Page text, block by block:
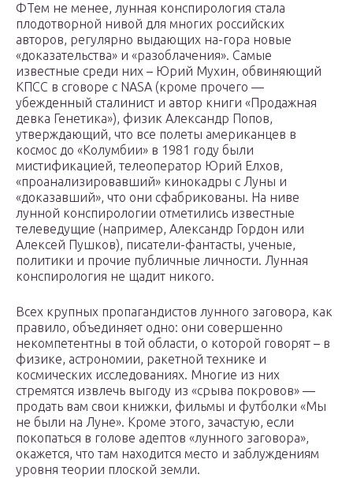
ФТем не менее, лунная конспирология стала
плодотворной нивой для многих российских
авторов, регулярно выдающих на-гора новые
«доказательства» и «разоблачения». Самые
известные среди них – Юрий Мухин, обвиняющий
КПСС в сговоре с NASA (кроме прочего —
убежденный сталинист и автор книги «Продажная
девка Генетика»), физик Александр Попов,
утверждающий, что все полеты американцев в
космос до «Колумбии» в 1981 году были
мистификацией, телеоператор Юрий Елхов,
«проанализировавший» кинокадры с Луны и
«доказавший», что они сфабрикованы. На ниве
лунной конспирологии отметились известные
телеведущие (например, Александр Гордон или
Алексей Пушков), писатели-фантасты, ученые,
политики и прочие публичные личности. Лунная
конспирология не щадит никого.
Всех крупных пропагандистов лунного заговора, как
правило, объединяет одно: они совершенно
некомпетентны в той области, о которой говорят – в
физике, астрономии, ракетной технике и
космических исследованиях. Многие из них
стремятся извлечь выгоду из «срыва покровов» —
продать вам свои книжки, фильмы и футболки «Мы
не были на Луне». Кроме этого, зачастую, если
покопаться в голове адептов «лунного заговора»,
окажется, что там находится место и заблуждениям
уровня теории плоской земли.